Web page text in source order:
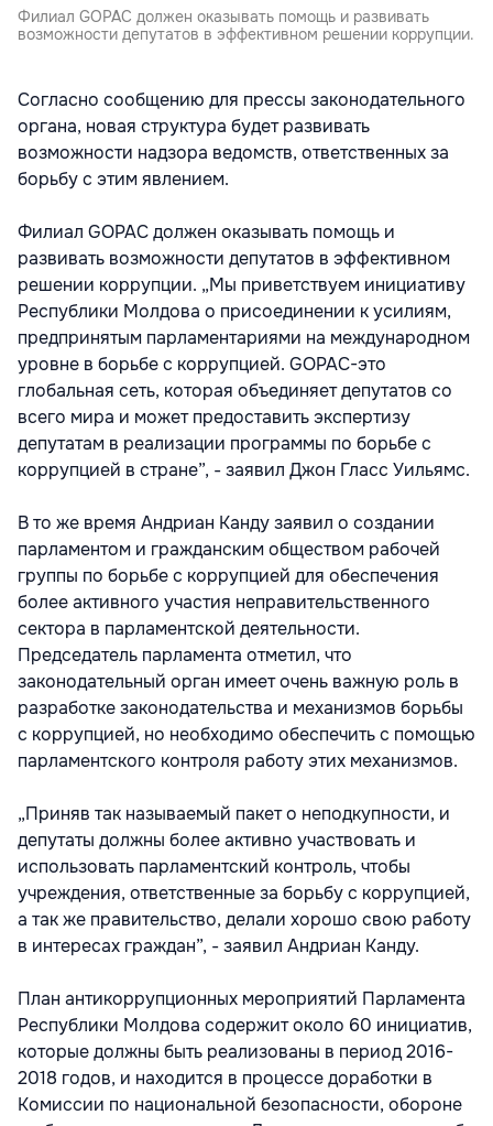
Филиал GOPAC должен оказывать помощь и развивать
возможности депутатов в эффективном решении коррупции.
Согласно сообщению для прессы законодательного
органа, новая структура будет развивать
возможности надзора ведомств, ответственных за
борьбу с этим явлением.
Филиал GOPAC должен оказывать помощь и
развивать возможности депутатов в эффективном
решении коррупции. „Мы приветствуем инициативу
Республики Молдова о присоединении к усилиям,
предпринятым парламентариями на международном
уровне в борьбе с коррупцией. GOPAC-это
глобальная сеть, которая объединяет депутатов со
всего мира и может предоставить экспертизу
депутатам в реализации программы по борьбе с
коррупцией в стране”, - заявил Джон Гласс Уильямс.
В то же время Андриан Канду заявил о создании
парламентом и гражданским обществом рабочей
группы по борьбе с коррупцией для обеспечения
более активного участия неправительственного
сектора в парламентской деятельности.
Председатель парламента отметил, что
законодательный орган имеет очень важную роль в
разработке законодательства и механизмов борьбы
с коррупцией, но необходимо обеспечить с помощью
парламентского контроля работу этих механизмов.
„Приняв так называемый пакет о неподкупности, и
депутаты должны более активно участвовать и
использовать парламентский контроль, чтобы
учреждения, ответственные за борьбу с коррупцией,
а так же правительство, делали хорошо свою работу
в интересах граждан”, - заявил Андриан Канду.
План антикоррупционных мероприятий Парламента
Республики Молдова содержит около 60 инициатив,
которые должны быть реализованы в период 2016-
2018 годов, и находится в процессе доработки в
Комиссии по национальной безопасности, обороне